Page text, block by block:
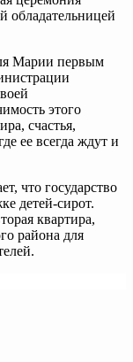
обладательницей
Марии первым
этого
счастья,
ее всегда ждут и
что государство
детей-сирот.
квартира,
района для